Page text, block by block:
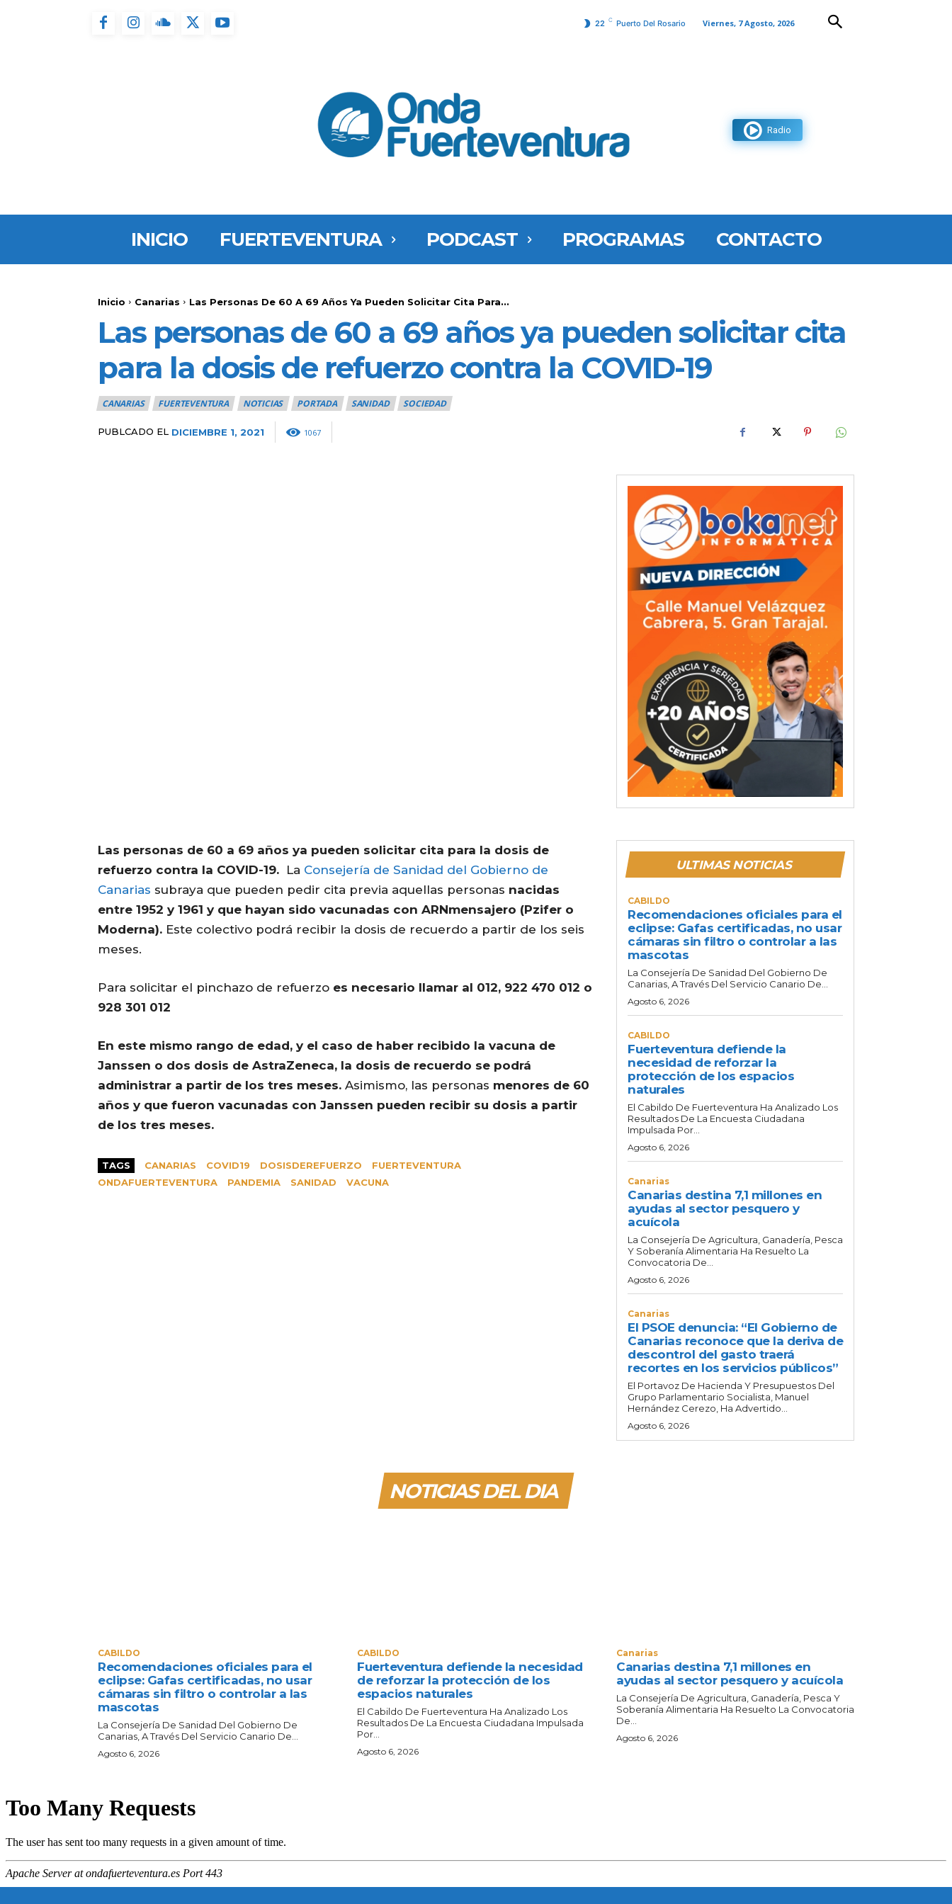
22 C Puerto Del Rosario Viernes, 7 Agosto, 2026
Radio
INICIO FUERTEVENTURA PODCAST PROGRAMAS CONTACTO
Inicio Canarias Las Personas De 60 A 69 Años Ya Pueden Solicitar Cita Para...
Las personas de 60 a 69 años ya pueden solicitar cita
para la dosis de refuerzo contra la COVID-19
CANARIAS FUERTEVENTURA NOTICIAS PORTADA SANIDAD SOCIEDAD
PUBLCADO EL DICIEMBRE 1, 2021 1067
Las personas de 60 a 69 años ya pueden solicitar cita para la dosis de
refuerzo contra la COVID-19. La Consejería de Sanidad del Gobierno de
Canarias subraya que pueden pedir cita previa aquellas personas nacidas
entre 1952 y 1961 y que hayan sido vacunadas con ARNmensajero (Pzifer o
Moderna). Este colectivo podrá recibir la dosis de recuerdo a partir de los seis
meses.
Para solicitar el pinchazo de refuerzo es necesario llamar al 012, 922 470 012 o
928 301 012
En este mismo rango de edad, y el caso de haber recibido la vacuna de
Janssen o dos dosis de AstraZeneca, la dosis de recuerdo se podrá
administrar a partir de los tres meses. Asimismo, las personas menores de 60
años y que fueron vacunadas con Janssen pueden recibir su dosis a partir
de los tres meses.
TAGS CANARIAS COVID19 DOSISDEREFUERZO
FUERTEVENTURA
ONDAFUERTEVENTURA
PANDEMIA SANIDAD VACUNA
ULTIMAS NOTICIAS
CABILDO
Recomendaciones oficiales para el
eclipse: Gafas certificadas, no usar
cámaras sin filtro o controlar a las
mascotas
La Consejería De Sanidad Del Gobierno De
Canarias, A Través Del Servicio Canario De...
Agosto 6, 2026
CABILDO
Fuerteventura defiende la
necesidad de reforzar la
protección de los espacios
naturales
El Cabildo De Fuerteventura Ha Analizado Los
Resultados De La Encuesta Ciudadana
Impulsada Por...
Agosto 6, 2026
Canarias
Canarias destina 7,1 millones en
ayudas al sector pesquero y
acuícola
La Consejería De Agricultura, Ganadería, Pesca
Y Soberanía Alimentaria Ha Resuelto La
Convocatoria De...
Agosto 6, 2026
Canarias
El PSOE denuncia: “El Gobierno de
Canarias reconoce que la deriva de
descontrol del gasto traerá
recortes en los servicios públicos”
El Portavoz De Hacienda Y Presupuestos Del
Grupo Parlamentario Socialista, Manuel
Hernández Cerezo, Ha Advertido...
Agosto 6, 2026
NOTICIAS DEL DIA
CABILDO
Recomendaciones oficiales para el
eclipse: Gafas certificadas, no usar
cámaras sin filtro o controlar a las
mascotas
La Consejería De Sanidad Del Gobierno De
Canarias, A Través Del Servicio Canario De...
Agosto 6, 2026
CABILDO
Fuerteventura defiende la necesidad
de reforzar la protección de los
espacios naturales
El Cabildo De Fuerteventura Ha Analizado Los
Resultados De La Encuesta Ciudadana Impulsada
Por...
Agosto 6, 2026
Canarias
Canarias destina 7,1 millones en
ayudas al sector pesquero y acuícola
La Consejería De Agricultura, Ganadería, Pesca Y
Soberanía Alimentaria Ha Resuelto La Convocatoria
De...
Agosto 6, 2026